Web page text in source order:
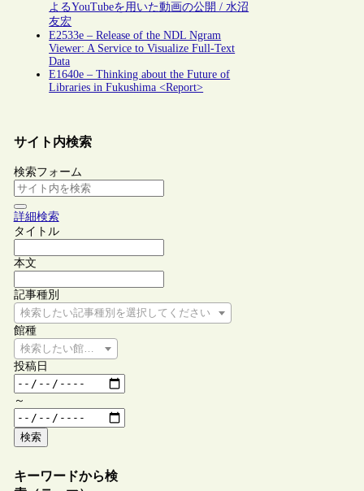
よるYouTubeを用いた動画の公開 / 水沼
友宏
E2533e – Release of the NDL Ngram
Viewer: A Service to Visualize Full-Text
Data
E1640e – Thinking about the Future of
Libraries in Fukushima <Report>
サイト内検索
検索フォーム
詳細検索
タイトル
本文
記事種別
検索したい記事種別を選択してください
館種
検索したい館種を選択してください
投稿日
～
検索
キーワードから検